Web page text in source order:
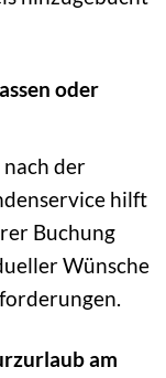
oder
der
hilft
Buchung
Wünsche
am